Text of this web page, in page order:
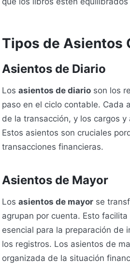
Tipos de Asientos
Asientos de Diario
Los asientos de diario son los
paso en el ciclo contable. Cada
de la transacción, y los cargos
Estos asientos son cruciales
transacciones financieras.
Asientos de Mayor
Los asientos de mayor se
agrupan por cuenta. Esto
esencial para la preparación de
los registros. Los asientos de
organizada de la situación